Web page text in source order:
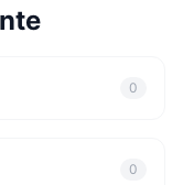
0
0